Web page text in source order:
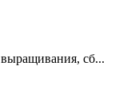
выращивания, сб...